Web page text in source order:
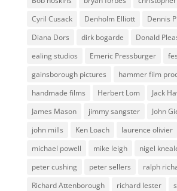
Cyril Cusack
Denholm Elliott
Dennis
Diana Dors
dirk bogarde
Donald
ealing studios
Emeric Pressburger
gainsborough pictures
hammer film
handmade films
Herbert Lom
Jack
James Mason
jimmy sangster
John
john mills
Ken Loach laurence olivier
michael powell
mike leigh nigel
peter cushing
peter sellers
ralph
Richard Attenborough
richard lester